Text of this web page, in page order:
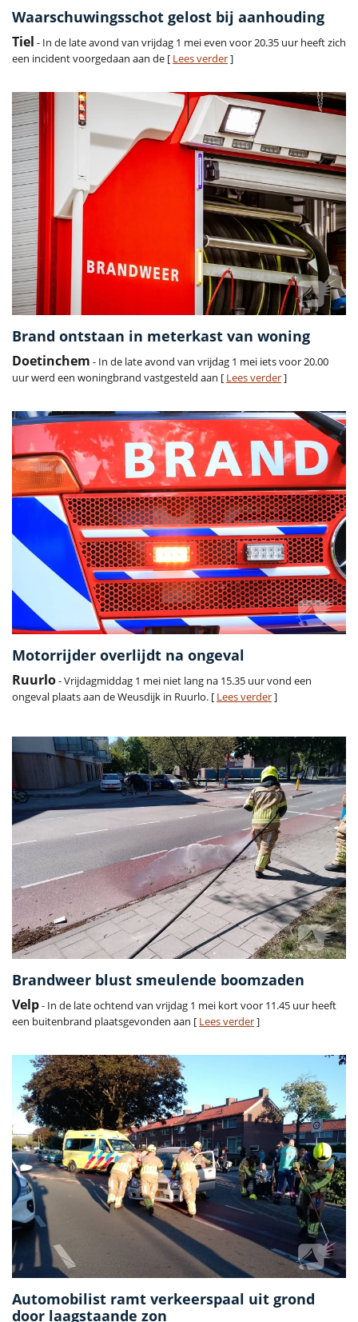
Waarschuwingsschot gelost bij aanhouding
Tiel - In de late avond van vrijdag 1 mei even voor 20.35 uur heeft zich
een incident voorgedaan aan de [ Lees verder]
Brand ontstaan in meterkast van woning
Doetinchem - In de late avond van vrijdag 1 mei iets voor 20.00
uur werd een woningbrand vastgesteld aan [ Lees verder]
Motorrijder overlijdt na ongeval
Ruurlo- Vrijdagmiddag 1 mei niet lang na 15.35 uur vond een
ongeval plaats aan de Weusdijk in Ruurlo. [ Lees verder]
Brandweer blust smeulende boomzaden
Velp- In de late ochtend van vrijdag 1 mei kort voor 11.45 uur heeft
een buitenbrand plaatsgevonden aan [ Lees verder]
Automobilist ramt verkeerspaal uit grond
door laagstaande zon